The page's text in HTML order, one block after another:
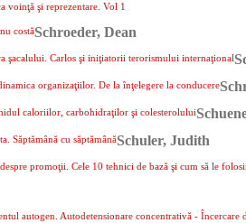
voinţă şi reprezentare. Vol 1
Schroeder, Dean
costă
şacalului. Carlos şi iniţiatorii terorismului internaţional
organizaţiilor. De la înţelegere la conducere
caloriilor, carbohidraţilor şi colesterolului
Schuler, Judith
Săptămână cu săptămână
promoţii. Cele 10 tehnici de bază şi cum să le
autogen. Autodetensionare concentrativă - Încercare